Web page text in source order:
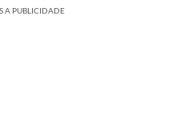
A PUBLICIDADE